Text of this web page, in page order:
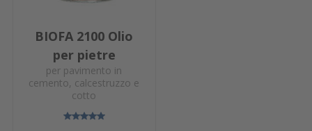
BIOFA 2100 Olio
per pietre
per pavimento in
cemento, calcestruzzo e
cotto